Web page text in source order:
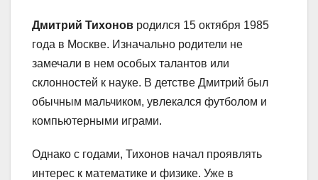
Дмитрий Тихонов родился 15 октября 1985
года в Москве. Изначально родители не
замечали в нем особых талантов или
склонностей к науке. В детстве Дмитрий был
обычным мальчиком, увлекался футболом и
компьютерными играми.
Однако с годами, Тихонов начал проявлять
интерес к математике и физике. Уже в